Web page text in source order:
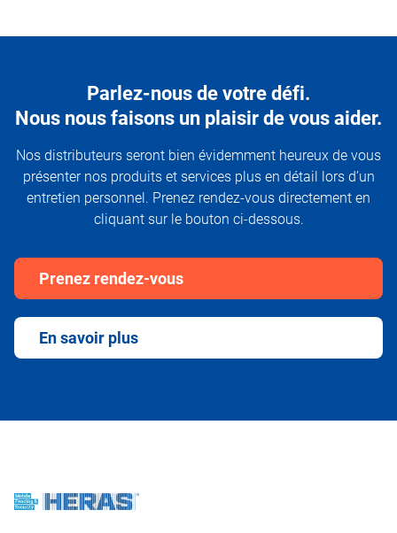
Parlez-nous de votre défi.
Nous nous faisons un plaisir de vous aider.
Nos distributeurs seront bien évidemment heureux de vous
présenter nos produits et services plus en détail lors d’un
entretien personnel. Prenez rendez-vous directement en
cliquant sur le bouton ci-dessous.
Prenez rendez-vous
En savoir plus